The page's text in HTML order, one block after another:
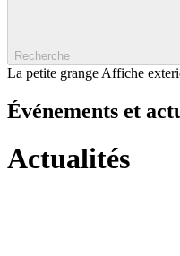
Recherche
La petite grange Affiche
Événements et
Actualités